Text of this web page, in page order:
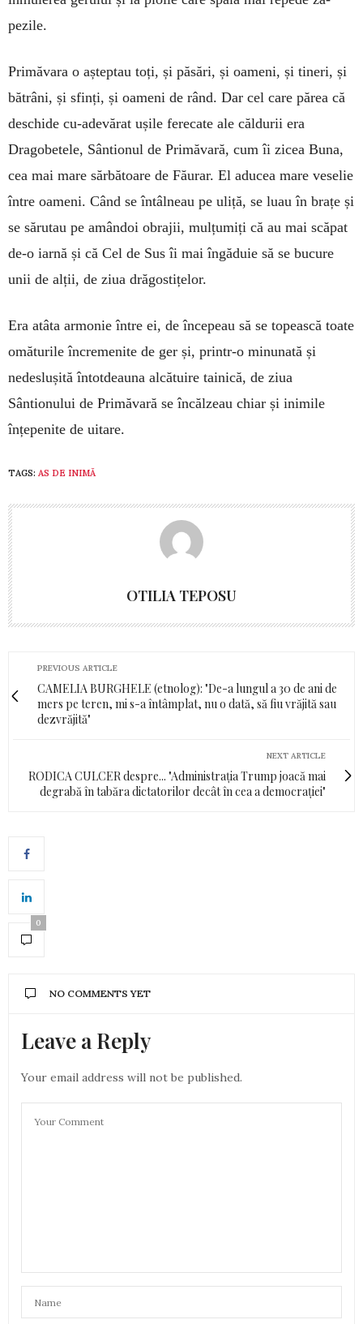
pezile.
Primăvara o așteptau toți, și pă­sări, și oameni, și tineri, și
bătrâni, și sfinți, și oameni de rând. Dar cel care părea că
deschide cu-adevărat ușile ferecate ale căldurii era
Dragobetele, Sântionul de Primăvară, cum îi zicea Buna,
cea mai mare sărbătoare de Făurar. El aducea mare veselie
între oameni. Când se întâlneau pe uliță, se luau în brațe și
se sărutau pe amândoi obrajii, mulțumiți că au mai scăpat
de-o iarnă și că Cel de Sus îi mai îngăduie să se bucure
unii de alții, de ziua drăgostițelor.
Era atâta armonie între ei, de în­ce­peau să se topească toate
omăturile încremenite de ger și, printr-o minu­nată și
nedeslușită întotdeauna alcă­tuire tainică, de ziua
Sântionului de Primăvară se încălzeau chiar și ini­mi­le
înțepenite de uitare.
TAGS: AS DE INIMĂ
OTILIA TEPOSU
PREVIOUS ARTICLE
CAMELIA BURGHELE (etnolog): "De-a lungul a 30 de ani de
mers pe teren, mi s-a întâmplat, nu o dată, să fiu vrăjită sau
dezvrăjită"
NEXT ARTICLE
RODICA CULCER despre... "Administrația Trump joacă mai
degrabă în tabăra dictatorilor decât în cea a democrației"
0
NO COMMENTS YET
Leave a Reply
Your email address will not be published.